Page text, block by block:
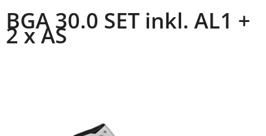
BGA 30.0 SET inkl. AL1 +
2 x AS